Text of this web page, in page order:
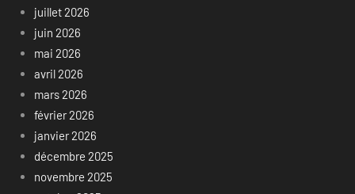
juillet 2026
juin 2026
mai 2026
avril 2026
mars 2026
février 2026
janvier 2026
décembre 2025
novembre 2025